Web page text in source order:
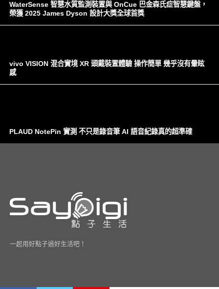
WaterSense 智慧水質監測裝置與 OnCue 巴金森氏症智慧鍵盤，
榮獲 2025 James Dyson 設計大獎全球首獎
vivo VISION 混合實境 XR 頭戴裝置體驗 操作簡單 幾乎沒有暈眩
感
PLAUD NotePin 實測 不只是錄音筆 AI 語音紀錄真的超準確
一起用好點子過好生活吧！